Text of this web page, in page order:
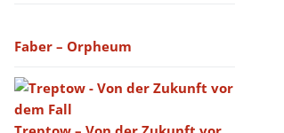
Faber – Orpheum